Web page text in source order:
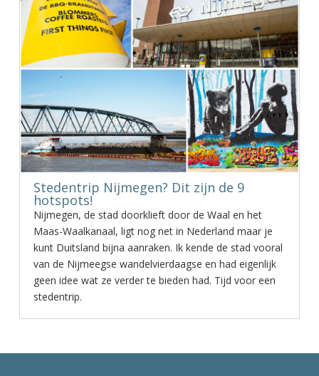
Stedentrip Nijmegen? Dit zijn de 9
hotspots!
Nijmegen, de stad doorklieft door de Waal en het
Maas-Waalkanaal, ligt nog net in Nederland maar je
kunt Duitsland bijna aanraken. Ik kende de stad vooral
van de Nijmeegse wandelvierdaagse en had eigenlijk
geen idee wat ze verder te bieden had. Tijd voor een
stedentrip.